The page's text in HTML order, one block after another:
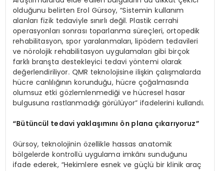
olduğunu belirten Erol Gürsoy, “Sistemin kullanım
alanları fizik tedaviyle sınırlı değil. Plastik cerrahi
operasyonları sonrası toparlanma süreçleri, ortopedik
rehabilitasyon, spor yaralanmaları, lipödem tedavileri
ve nörolojik rehabilitasyon uygulamaları gibi birçok
farklı branşta destekleyici tedavi yöntemi olarak
değerlendiriliyor. QMR teknolojisine ilişkin çalışmalarda
hücre canlılığının korunduğu, hücre çoğalmasında
olumsuz etki gözlemlenmediği ve hücresel hasar
bulgusuna rastlanmadığı görülüyor” ifadelerini kullandı.
“Bütüncül tedavi yaklaşımını ön plana çıkarıyoruz”
Gürsoy, teknolojinin özellikle hassas anatomik
bölgelerde kontrollü uygulama imkânı sunduğunu
ifade ederek, “Hekimlere esnek ve güçlü bir klinik araç